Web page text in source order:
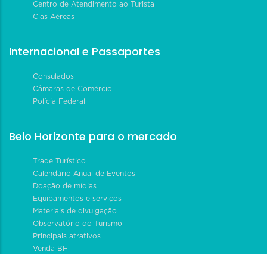
Centro de Atendimento ao Turista
Cias Aéreas
Internacional e Passaportes
Consulados
Câmaras de Comércio
Polícia Federal
Belo Horizonte para o mercado
Trade Turístico
Calendário Anual de Eventos
Doação de mídias
Equipamentos e serviços
Materiais de divulgação
Observatório do Turismo
Principais atrativos
Venda BH